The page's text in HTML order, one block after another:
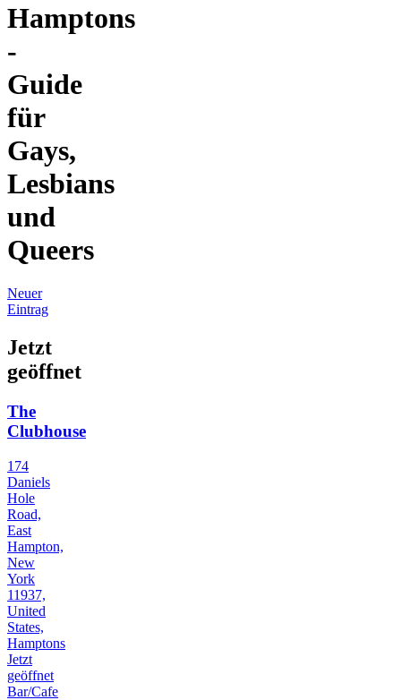
Hamptons
-
Guide
für
Gays,
Lesbians
und
Queers
Neuer
Eintrag
Jetzt
geöffnet
The
Clubhouse
174
Daniels
Hole
Road,
East
Hampton,
New
York
11937,
United
States,
Hamptons
Jetzt
geöffnet
Bar/Cafe